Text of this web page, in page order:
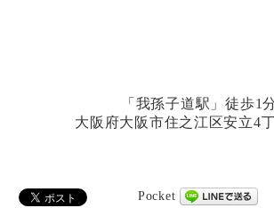
「我孫子道駅」徒歩1
大阪府大阪市住之江区安立4
Pocket